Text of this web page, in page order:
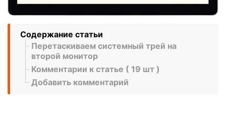
Содержание статьи
Перетаскиваем системный трей на
второй монитор
Комментарии к статье ( 19 шт )
Добавить комментарий